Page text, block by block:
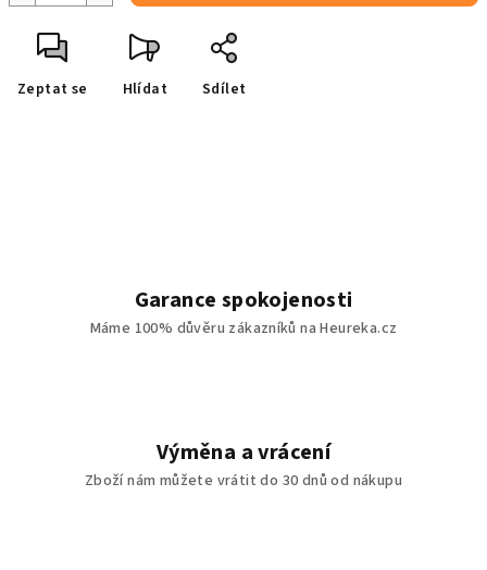
Zeptat se Hlídat Sdílet
Garance spokojenosti
Máme 100% důvěru zákazníků na Heureka.cz
Výměna a vrácení
Zboží nám můžete vrátit do 30 dnů od nákupu